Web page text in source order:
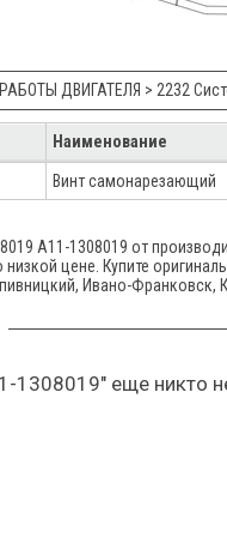
ДВИГАТЕЛЯ > 2232
Наименование
Винт самонарезающий
A11-1308019 от
низкой цене. Купите
Ивано-Франковск,
1308019" еще никто